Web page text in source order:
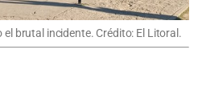
brutal incidente. Crédito: El Litoral.